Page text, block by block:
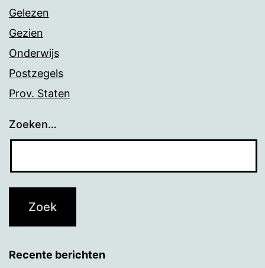
Gelezen
Gezien
Onderwijs
Postzegels
Prov. Staten
Zoeken…
Recente berichten